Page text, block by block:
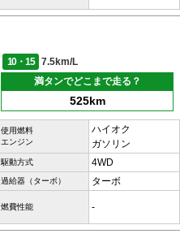
10・15
7.5km/L
満タンでどこまで走る？
525km
使用燃料
エンジン
ハイオク
ガソリン
駆動方式 4WD
過給器（ターボ） ターボ
燃費性能 -